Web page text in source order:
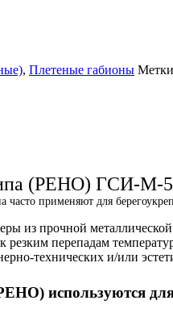
, Плетеные габионы
(РЕНО) ГСИ-М-
часто применяют для
из прочной
резким перепадам
технических и/или
используются